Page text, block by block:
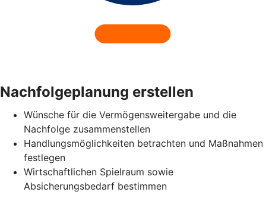
Nachfolgeplanung erstellen
Wünsche für die Vermögensweitergabe und die
Nachfolge zusammenstellen
Handlungsmöglichkeiten betrachten und Maßnahmen
festlegen
Wirtschaftlichen Spielraum sowie
Absicherungsbedarf bestimmen